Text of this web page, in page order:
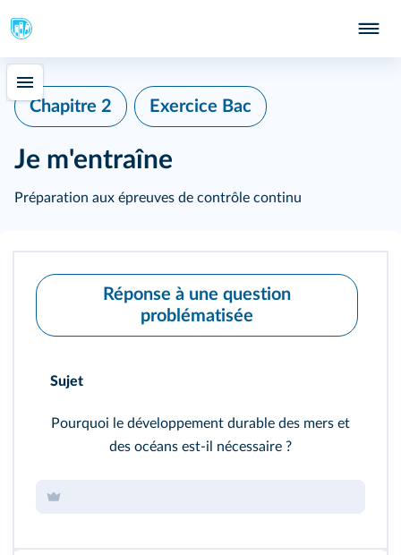
Chapitre 2 Exercice Bac
Je m'entraîne
Préparation aux épreuves de contrôle continu
Réponse à une question
problématisée
Sujet
Pourquoi le développement durable des mers et
des océans est-il nécessaire ?